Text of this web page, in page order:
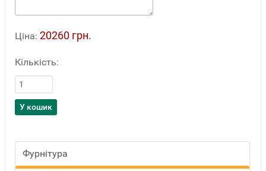
Ціна: 20260 грн.
Кількість:
Фурнітура